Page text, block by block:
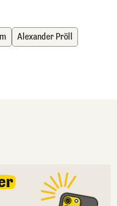
Alexander Pröll